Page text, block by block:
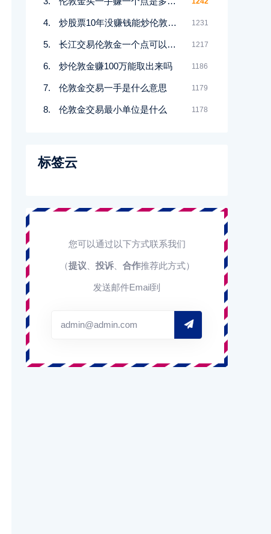
炒股票10年没赚钱能炒伦敦金吗 1231
长江交易伦敦金一个点可以赚多少 1217
炒伦敦金赚100万能取出来吗 1186
伦敦金交易一手是什么意思 1179
伦敦金交易最小单位是什么 1178
标签云
您可以通过以下方式联系我们
（提议 投诉、 合作推荐此方式）
发送邮件Email到
admin@admin.com